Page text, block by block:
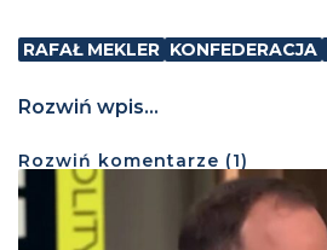
RAFAŁ MEKLER KONFEDERACJA
Rozwiń wpis...
Rozwiń komentarze (1)